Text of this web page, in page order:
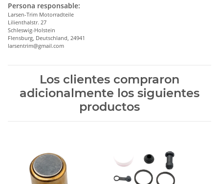
Persona responsable:
Larsen-Trim Motorradteile
Lilienthalstr. 27
Schleswig-Holstein
Flensburg, Deutschland, 24941
larsentrim@gmail.com
Los clientes compraron
adicionalmente los siguientes
productos